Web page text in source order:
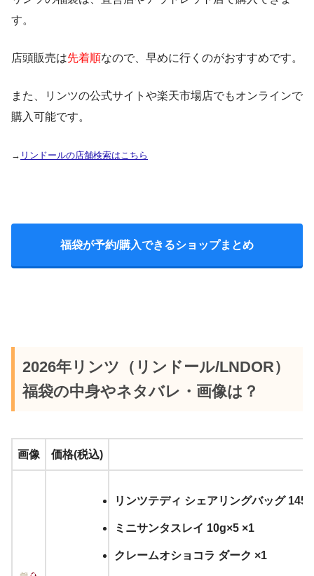
す。
店頭販売は先着順なので、早めに行くのがおすすめです。
また、リンツの公式サイトや楽天市場店でもオンラインで
購入可能です。
→ リンドールの店舗検索はこちら
福袋が予約/購入できるショップまとめ
2026年リンツ（リンドール/LNDOR）
福袋の中身やネタバレ・画像は？
画像 価格(税込)
リンツテディ シェアリングバッグ
ミニサンタスレイ 10g×5 ×1
クレームオショコラ ダーク ×1